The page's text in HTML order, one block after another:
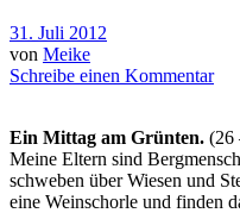
31. Juli 2012
von Meike
Schreibe einen Kommentar
Ein Mittag am Grünten. (26
Meine Eltern sind
schweben über Wiesen und
eine Weinschorle und finden